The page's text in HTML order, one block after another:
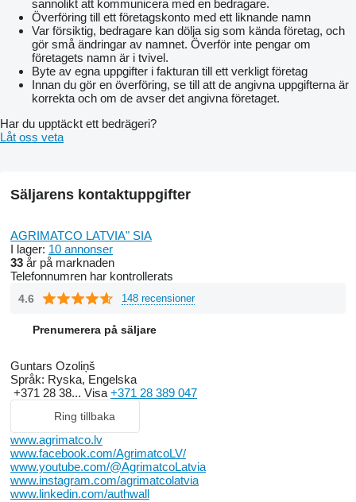
sannolikt att kommunicera med en bedragare.
Överföring till ett företagskonto med ett liknande namn
Var försiktig, bedragare kan dölja sig som kända företag, och
gör små ändringar av namnet. Överför inte pengar om
företagets namn är i tvivel.
Byte av egna uppgifter i fakturan till ett verkligt företag
Innan du gör en överföring, se till att de angivna uppgifterna är
korrekta och om de avser det angivna företaget.
Har du upptäckt ett bedrägeri?
Låt oss veta
Säljarens kontaktuppgifter
AGRIMATCO LATVIA" SIA
I lager: 10 annonser
33 år på marknaden
Telefonnumren har kontrollerats
4.6 148 recensioner
Prenumerera på säljare
Guntars Ozoliņš
Språk: Ryska, Engelska
+371 28 38... Visa +371 28 389 047
Ring tillbaka
www.agrimatco.lv
www.facebook.com/AgrimatcoLV/
www.youtube.com/@AgrimatcoLatvia
www.instagram.com/agrimatcolatvia
www.linkedin.com/authwall